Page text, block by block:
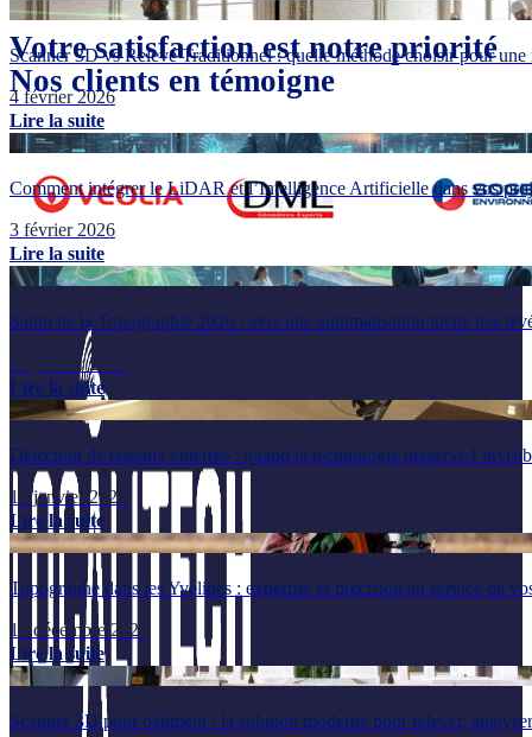
Scanner 3D vs Relevé Traditionnel : quelle méthode choisir pour
4 février 2026
Lire la suite
Comment intégrer le LiDAR et l’Intelligence Artificielle dans vos
3 février 2026
Lire la suite
Salon de la Topographie 2026 : vers une automatisation totale des
29 janvier 2026
Lire la suite
Détection de réseaux enterrés : quand la technologie préserve
14 janvier 2026
Lire la suite
Topographe dans les Yvelines : expertise et précision au service de
17 décembre 2025
Lire la suite
Scanner 3D pour bâtiment : la solution moderne pour relever,
Votre satisfaction est notre priorité
Nos clients en témoigne